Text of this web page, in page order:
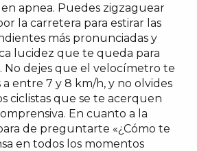
apnea. Puedes zigzaguear
la carretera para estirar las
más pronunciadas y
lucidez que te queda para
No dejes que el velocímetro te
a entre 7 y 8 km/h, y no olvides
ciclistas que se te acerquen
En cuanto a la
de preguntarte «¿Cómo te
en todos los momentos